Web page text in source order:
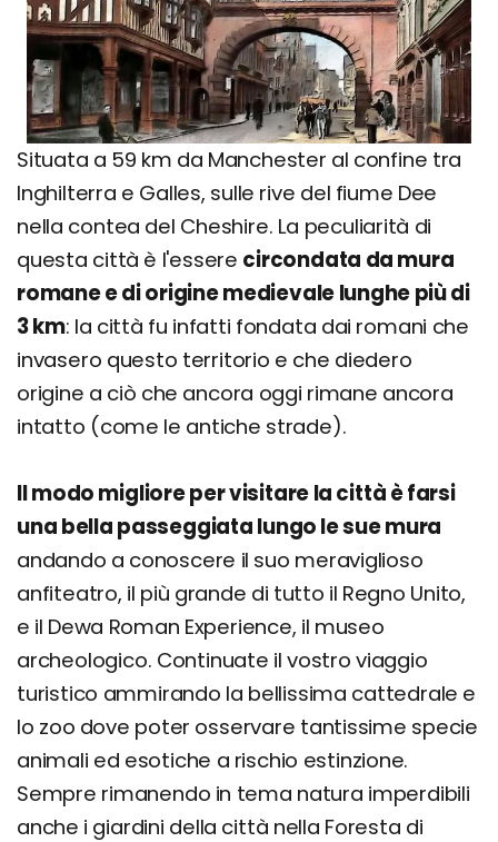
Situata a 59 km da Manchester al confine tra
Inghilterra e Galles, sulle rive del fiume Dee
nella contea del Cheshire. La peculiarità di
questa città è l'essere circondata da mura
romane e di origine medievale lunghe più di
3 km: la città fu infatti fondata dai romani che
invasero questo territorio e che diedero
origine a ciò che ancora oggi rimane ancora
intatto (come le antiche strade).
Il modo migliore per visitare la città è farsi
una bella passeggiata lungo le sue mura
andando a conoscere il suo meraviglioso
anfiteatro, il più grande di tutto il Regno Unito,
e il Dewa Roman Experience, il museo
archeologico. Continuate il vostro viaggio
turistico ammirando la bellissima cattedrale e
lo zoo dove poter osservare tantissime specie
animali ed esotiche a rischio estinzione.
Sempre rimanendo in tema natura imperdibili
anche i giardini della città nella Foresta di